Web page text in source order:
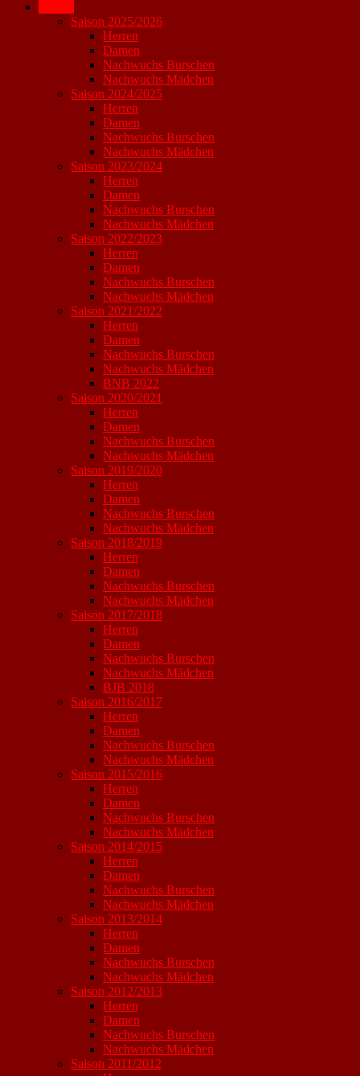
Saison 2025/2026
Herren
Damen
Nachwuchs Burschen
Nachwuchs Mädchen
Saison 2024/2025
Herren
Damen
Nachwuchs Burschen
Nachwuchs Mädchen
Saison 2023/2024
Herren
Damen
Nachwuchs Burschen
Nachwuchs Mädchen
Saison 2022/2023
Herren
Damen
Nachwuchs Burschen
Nachwuchs Mädchen
Saison 2021/2022
Herren
Damen
Nachwuchs Burschen
Nachwuchs Mädchen
BNB 2022
Saison 2020/2021
Herren
Damen
Nachwuchs Burschen
Nachwuchs Mädchen
Saison 2019/2020
Herren
Damen
Nachwuchs Burschen
Nachwuchs Mädchen
Saison 2018/2019
Herren
Damen
Nachwuchs Burschen
Nachwuchs Mädchen
Saison 2017/2018
Herren
Damen
Nachwuchs Burschen
Nachwuchs Mädchen
BJB 2018
Saison 2016/2017
Herren
Damen
Nachwuchs Burschen
Nachwuchs Mädchen
Saison 2015/2016
Herren
Damen
Nachwuchs Burschen
Nachwuchs Mädchen
Saison 2014/2015
Herren
Damen
Nachwuchs Burschen
Nachwuchs Mädchen
Saison 2013/2014
Herren
Damen
Nachwuchs Burschen
Nachwuchs Mädchen
Saison 2012/2013
Herren
Damen
Nachwuchs Burschen
Nachwuchs Mädchen
Saison 2011/2012